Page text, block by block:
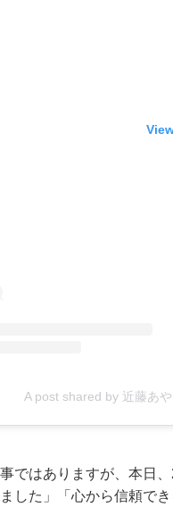
A post shared by 近藤あ
ではありますが、本日
した」「心から信頼で